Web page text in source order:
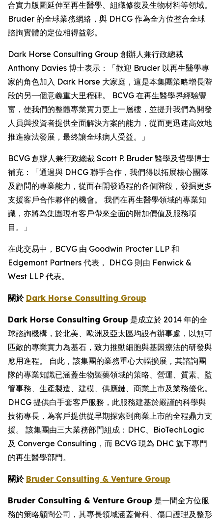
合實力版圖延伸至再生醫學、組織修復及生物材料等領域。
Bruder 的全球業務網絡，與 DHCG 作為全方位整合全球
諮詢實體的定位相得益彰。
Dark Horse Consulting Group 創辦人兼行政總裁
Anthony Davies 博士表示：「歡迎 Bruder 以再生醫學專
家的角色加入 Dark Horse 大家庭，這是本集團策略增長階
段的另一個意義重大里程碑。 BCVG 在再生醫學界經驗豐
富，使我們的整體專業實力更上一層樓，並提升我們為開發
人員與投資者提供全面解決方案的能力，從而更迅速高效地
推進療法發展，最終讓全球病人受益。」
BCVG 創辦人兼行政總裁 Scott P. Bruder 醫學及哲學博士
補充：「通過與 DHCG 聯手合作，我們得以拓展核心團隊
及顧問的專業能力，從而在開發過程的各個階段，發掘更多
支援客戶合作夥伴的機會。 我們在再生醫學領域的專業知
識，亦將為集團現有客戶帶來全面的附加價值及服務項
目。」
在此交易中，BCVG 由 Goodwin Procter LLP 和
Edgemont Partners 代表， DHCG 則由 Fenwick &
West LLP 代表。
關於 Dark Horse Consulting Group
Dark Horse Consulting Group 是成立於 2014 年的全
球諮詢機構，於北美、歐洲及亞太區均設有辦事處，以無可
匹敵的專業實力為基石，致力推動細胞與基因療法的研發與
應用進程。 自此，該集團的業務重心大幅擴展，其諮詢團
隊的專業知識已涵蓋生物製藥領域的策略、營運、質素、監
管事務、生產製造、建模、供應鏈、商業上市及業務優化。
DHCG 提供白手套客戶服務，此服務建基於嚴謹的科學與
技術專長，為客戶提供從早期探索到商業上市的全程鼎力支
援。 該集團由三大業務部門組成：DHC、BioTechLogic
及 Converge Consulting，而 BCVG 現為 DHC 旗下專門
的再生醫學部門。
關於 Bruder Consulting & Venture Group
Bruder Consulting & Venture Group 是一間全方位服
務的策略顧問公司，其專長領域涵蓋骨科、傷口護理及整形